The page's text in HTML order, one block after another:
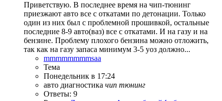
Приветствую. В последнее время на чип-тюнинг
приезжают авто все с откатами по детонации. Только
один из них был с проблемной прошивкой, остальные
последние 8-9 авто(ваз) все с откатами. И на газу и на
бензине. Проблему плохого бензина можно отложить,
так как на газу запаса минимум 3-5 уоз должно...
mmmmmmmmsaa
Тема
Понедельник в 17:24
авто диагностика чип тюнинг
Ответы: 9